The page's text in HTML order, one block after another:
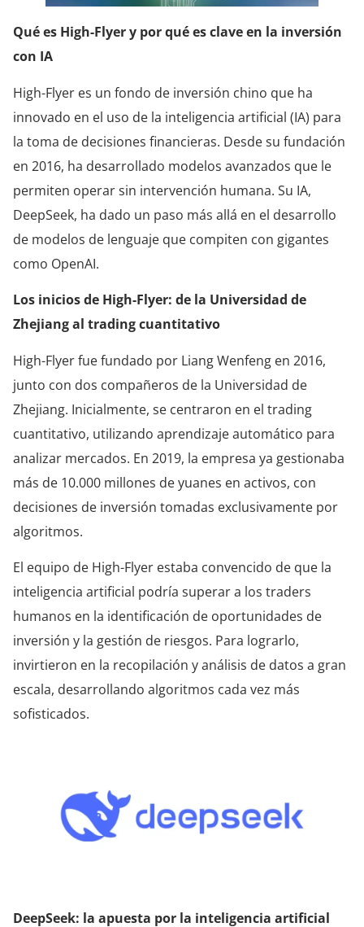
Qué es High-Flyer y por qué es clave en la inversión
con IA
High-Flyer es un fondo de inversión chino que ha
innovado en el uso de la inteligencia artificial (IA) para
la toma de decisiones financieras. Desde su fundación
en 2016, ha desarrollado modelos avanzados que le
permiten operar sin intervención humana. Su IA,
DeepSeek, ha dado un paso más allá en el desarrollo
de modelos de lenguaje que compiten con gigantes
como OpenAI.
Los inicios de High-Flyer: de la Universidad de
Zhejiang al trading cuantitativo
High-Flyer fue fundado por Liang Wenfeng en 2016,
junto con dos compañeros de la Universidad de
Zhejiang. Inicialmente, se centraron en el trading
cuantitativo, utilizando aprendizaje automático para
analizar mercados. En 2019, la empresa ya gestionaba
más de 10.000 millones de yuanes en activos, con
decisiones de inversión tomadas exclusivamente por
algoritmos.
El equipo de High-Flyer estaba convencido de que la
inteligencia artificial podría superar a los traders
humanos en la identificación de oportunidades de
inversión y la gestión de riesgos. Para lograrlo,
invirtieron en la recopilación y análisis de datos a gran
escala, desarrollando algoritmos cada vez más
sofisticados.
DeepSeek: la apuesta por la inteligencia artificial